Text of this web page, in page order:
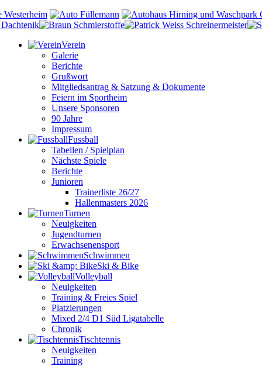
Verein
Galerie
Berichte
Grußwort
Mitgliedsantrag & Satzung & Dokumente
Feiern im Sportheim
Unsere Sponsoren
90 Jahre
Impressum
Fussball
Tabellen / Spielplan
Nächste Spiele
Berichte
Junioren
Trainerliste 26/27
Hallenmasters 2026
Turnen
Neuigkeiten
Jugendturnen
Erwachsenensport
Schwimmen
Ski & Bike
Volleyball
Neuigkeiten
Training & Freies Spiel
Platzierungen
Mixed 2/4 D1 Süd Ligatabelle
Chronik
Tischtennis
Neuigkeiten
Training